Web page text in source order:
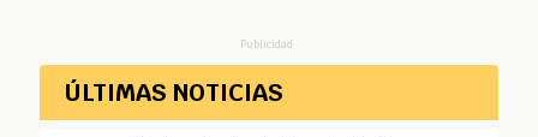
Publicidad
ÚLTIMAS NOTICIAS